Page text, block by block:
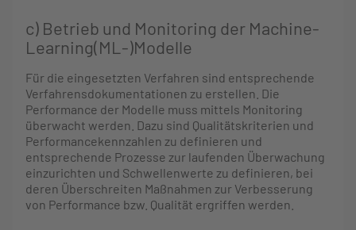
c) Betrieb und Monitoring der Machine-
Learning(ML-)Modelle
Für die eingesetzten Verfahren sind entsprechende
Verfahrensdokumentationen zu erstellen. Die
Performance der Modelle muss mittels Monitoring
überwacht werden. Dazu sind Qualitätskriterien und
Performancekennzahlen zu definieren und
entsprechende Prozesse zur laufenden Überwachung
einzurichten und Schwellenwerte zu definieren, bei
deren Überschreiten Maßnahmen zur Verbesserung
von Performance bzw. Qualität ergriffen werden.